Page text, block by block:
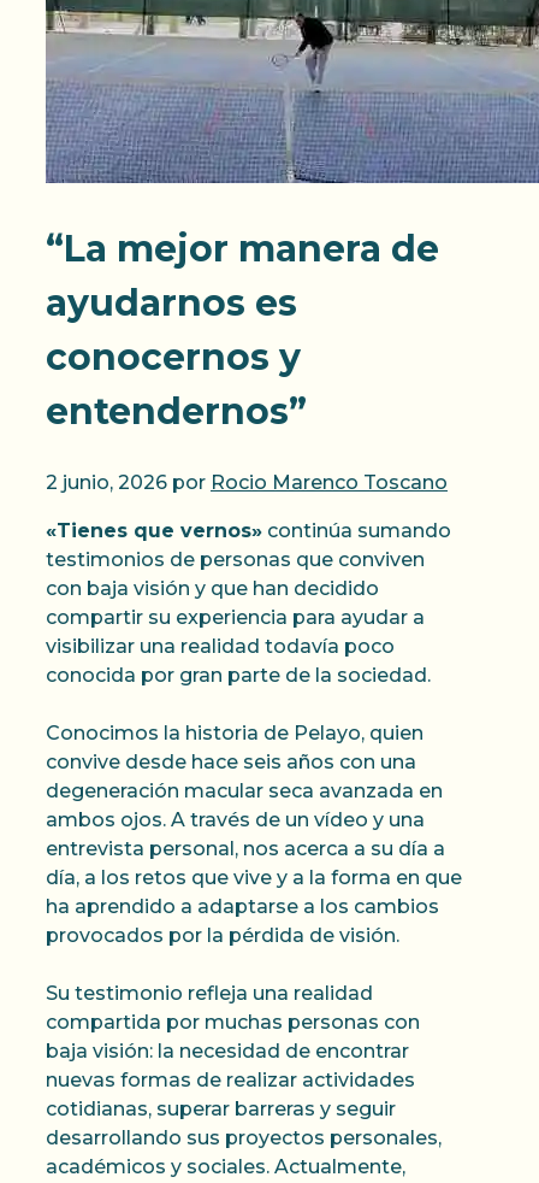
“La mejor manera de
ayudarnos es
conocernos y
entendernos”
2 junio, 2026 por Rocio Marenco Toscano
«Tienes que vernos» continúa sumando
testimonios de personas que conviven
con baja visión y que han decidido
compartir su experiencia para ayudar a
visibilizar una realidad todavía poco
conocida por gran parte de la sociedad.
Conocimos la historia de Pelayo, quien
convive desde hace seis años con una
degeneración macular seca avanzada en
ambos ojos. A través de un vídeo y una
entrevista personal, nos acerca a su día a
día, a los retos que vive y a la forma en que
ha aprendido a adaptarse a los cambios
provocados por la pérdida de visión.
Su testimonio refleja una realidad
compartida por muchas personas con
baja visión: la necesidad de encontrar
nuevas formas de realizar actividades
cotidianas, superar barreras y seguir
desarrollando sus proyectos personales,
académicos y sociales. Actualmente,